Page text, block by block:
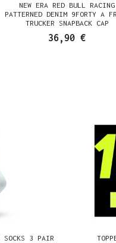
NEW ERA RED BULL RACING
PATTERNED DENIM 9FORTY A
TRUCKER SNAPBACK CAP
36,90 €
SOCKS 3 PAIR